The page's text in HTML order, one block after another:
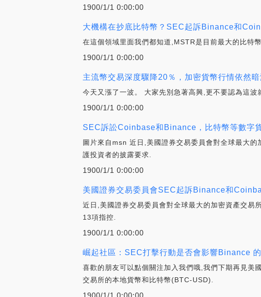
1900/1/1 0:00:00
大機構在抄底比特幣？SEC起訴Binance和
在這個領域里面我們都知道,MSTR是目前最大的比特
1900/1/1 0:00:00
主流幣交易深度驟降20％，加密貨幣行情依
今天又漲了一波。 大家先別急著高興,更不要認為這
1900/1/1 0:00:00
SEC訴訟Coinbase和Binance，比特幣等數字
圖片來自msn 近日,美國證券交易委員會對全球最大
護投資者的披露要求.
1900/1/1 0:00:00
美國證券交易委員會SEC起訴Binance和
近日,美國證券交易委員會對全球最大的加密資產交
13項指控.
1900/1/1 0:00:00
崛起社區：SEC打擊行動是否會影響Binance
喜歡的朋友可以點個關注加入我們哦,我們下期再見
交易所的本地貨幣和比特幣(BTC-USD).